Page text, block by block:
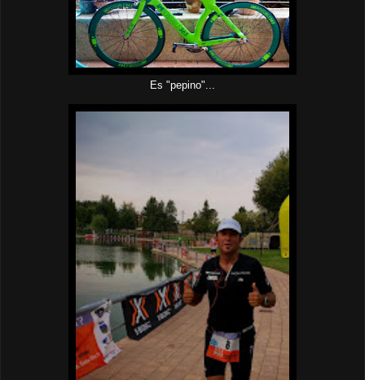
Es "pepino"...